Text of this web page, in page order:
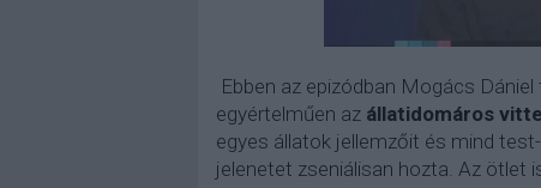
Ebben az epizódban Mogács
egyértelműen az állatidomáros
egyes állatok jellemzőit és mind
jelenetet zseniálisan hozta. Az ötlet